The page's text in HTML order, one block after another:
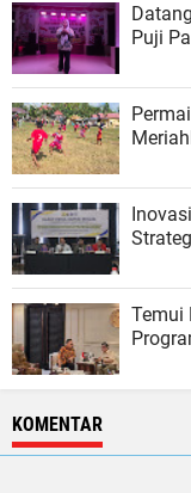
Puji
Temui
KOMENTAR